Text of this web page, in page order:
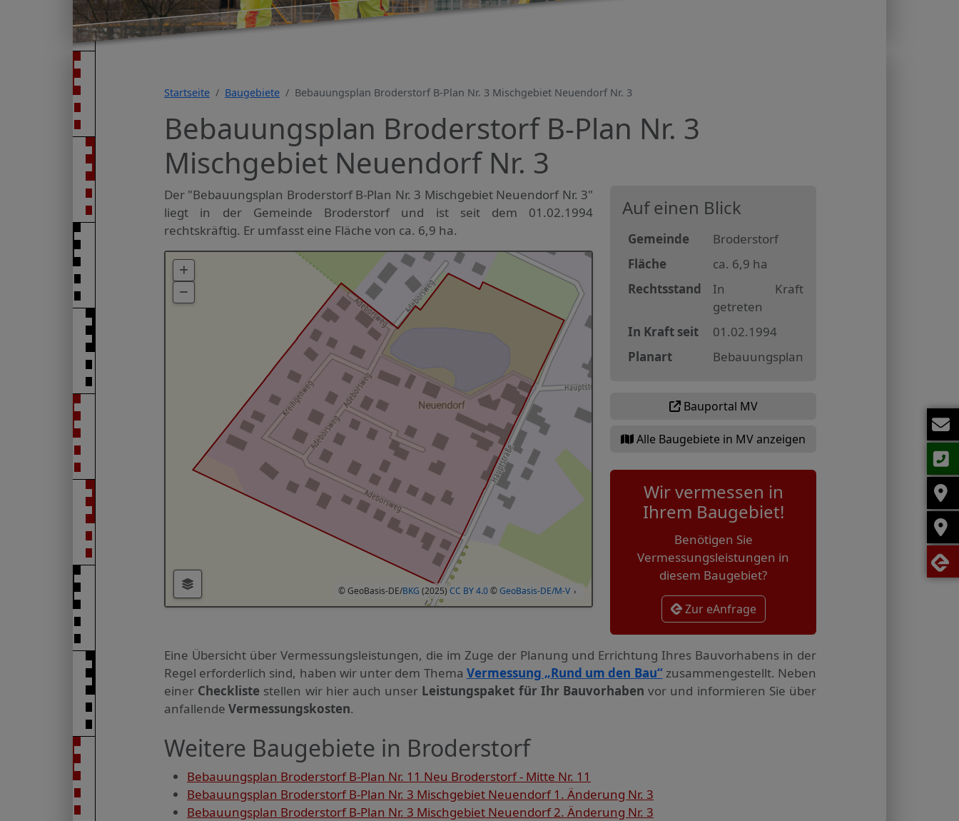
Startseite Baugebiete Bebauungsplan Broderstorf B-Plan Nr. 3 Mischgebiet Neuendorf Nr. 3
Bebauungsplan Broderstorf B-Plan Nr. 3
Mischgebiet Neuendorf Nr. 3
Der "Bebauungsplan Broderstorf B-Plan Nr. 3 Mischgebiet Neuendorf Nr. 3"
liegt in der Gemeinde Broderstorf und ist seit dem 01.02.1994
rechtskräftig. Er umfasst eine Fläche von ca. 6,9 ha.
›
© GeoBasis-DE/BKG (2025) CC BY 4.0 ©GeoBasis-DE/M-V
Auf einen Blick
Gemeinde
Broderstorf
Fläche
ca. 6,9 ha
Rechtsstand
In Kraft
getreten
In Kraft seit
01.02.1994
Planart
Bebauungsplan
Bauportal MV
Alle Baugebiete in MV anzeigen
Wir vermessen in
Ihrem Baugebiet!
Benötigen Sie
Vermessungsleistungen in
diesem Baugebiet?
Zur eAnfrage
Eine Übersicht über Vermessungs­leistungen, die im Zuge der Planung und Errichtung Ihres Bauvorhabens in der
Regel erforderlich sind, haben wir unter dem Thema Vermessung „Rund um den Bau“zusammengestellt. Neben
einer Checkliste stellen wir hier auch unser Leistungspaket für Ihr Bauvorhaben vor und informieren Sie über
anfallende Vermessungskosten.
Weitere Baugebiete in Broderstorf
Bebauungsplan Broderstorf B-Plan Nr. 11 Neu Broderstorf - Mitte Nr. 11
Bebauungsplan Broderstorf B-Plan Nr. 3 Mischgebiet Neuendorf 1. Änderung Nr. 3
Bebauungsplan Broderstorf B-Plan Nr. 3 Mischgebiet Neuendorf 2. Änderung Nr. 3